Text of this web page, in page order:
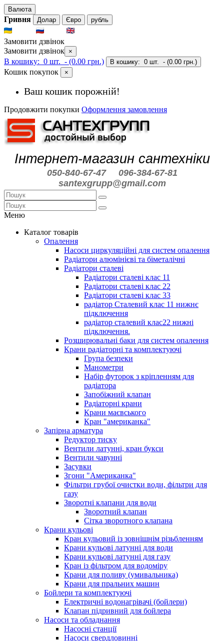
Валюта
Гривня Долар Євро рубль
Замовити дзвінок
Замовити дзвінок ×
В кошику: 0 шт. - (0.00 грн.) В кошику: 0 шт. - (0.00 грн.)
Кошик покупок ×
Ваш кошик порожній!
Продовжити покупки Оформлення замовлення
Інтернет-магазин сантехніки
050-840-67-47
096-384-67-81
santexgrupp@gmail.com
Меню
Каталог товарів
Опалення
Насоси циркуляційні для систем опалення
Радіатори алюмінієві та біметалічні
Радіатори сталеві
Радіатори сталеві клас 11
Радіатори сталеві клас 22
Радіатори сталеві клас 33
радіатор Сталевий клас 11 нижнє
підключення
радіатор сталевий клас22 нижні
підключення.
Розширювальні баки для систем опалення
Крани радіаторні та комплектуючі
Група безпеки
Манометри
Набір футорок з кріпленням для
радіатора
Запобіжний клапан
Радіаторні крани
Крани маєвського
Кран "американка"
Запірна арматура
Редуктор тиску
Вентили латунні, кран букси
Вентили чавунні
Засувки
Згони "Американка"
Фільтри грубої очистки води, фільтри для
газу
Зворотні клапани для води
Зворотний клапан
Сітка зворотного клапана
Крани кульові
Кран кульовий із зовнішнім різьбленням
Крани кульові латунні для води
Крани кульові латунні для газу
Кран із фільтром для водоміру
Крани для поливу (умивальника)
Крани для пральних машин
Бойлери та комплектуючі
Електричні водонагрівачі (бойлери)
Клапан підривний для бойлера
Насоси та обладнання
Насосні станції
Насоси свердловинні